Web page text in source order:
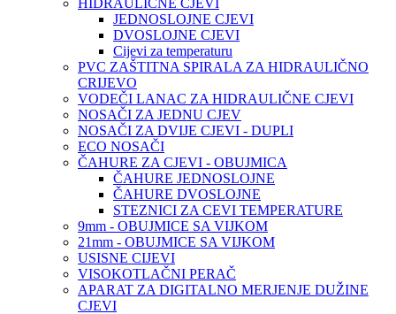
HIDRAULIČNE CJEVI
JEDNOSLOJNE CJEVI
DVOSLOJNE CJEVI
Cijevi za temperaturu
PVC ZAŠTITNA SPIRALA ZA HIDRAULIČNO
CRIJEVO
VODEČI LANAC ZA HIDRAULIČNE CJEVI
NOSAČI ZA JEDNU CJEV
NOSAČI ZA DVIJE CJEVI - DUPLI
ECO NOSAČI
ČAHURE ZA CJEVI - OBUJMICA
ČAHURE JEDNOSLOJNE
ČAHURE DVOSLOJNE
STEZNICI ZA CEVI TEMPERATURE
9mm - OBUJMICE SA VIJKOM
21mm - OBUJMICE SA VIJKOM
USISNE CIJEVI
VISOKOTLAČNI PERAČ
APARAT ZA DIGITALNO MERJENJE DUŽINE
CJEVI